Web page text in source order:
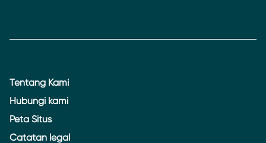
Tentang Kami
Hubungi kami
Peta Situs
Catatan legal